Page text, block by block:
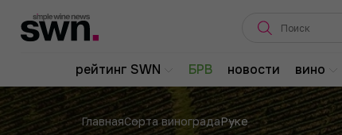
рейтинг SWN БРВ новости вино
ГлавнаяСорта виноградаРуке